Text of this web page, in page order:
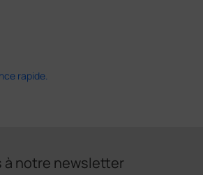
rapide.
à notre newsletter